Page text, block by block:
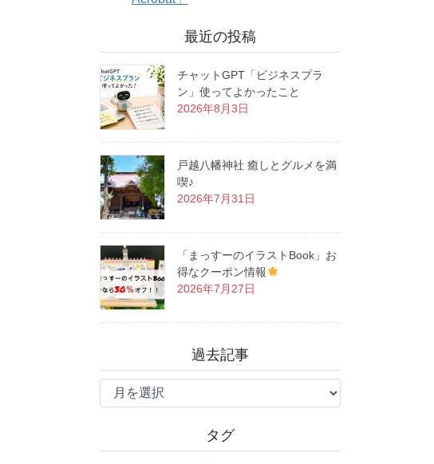
最近の投稿
チャットGPT「ビジネスプラ
ン」使ってよかったこと
2026年8月3日
戸越八幡神社 癒しとグルメを満
喫♪
2026年7月31日
「まっすーのイラストBook」お
得なクーポン情報
2026年7月27日
過去記事
過
タグ